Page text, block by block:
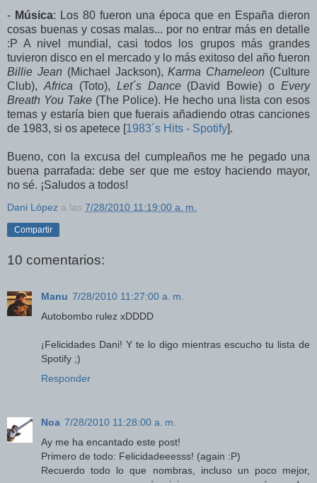
- Música: Los 80 fueron una época que en España dieron
cosas buenas y cosas malas... por no entrar más en detalle
:P A nivel mundial, casi todos los grupos más grandes
tuvieron disco en el mercado y lo más exitoso del año fueron
Billie Jean (Michael Jackson),Karma Chameleon (Culture
Club), Africa (Toto), Let´s Dance(David Bowie) o Every
Breath You Take (The Police). He hecho una lista con esos
temas y estaría bien que fuerais añadiendo otras canciones
de 1983, si os apetece [1983´s Hits - Spotify].
Bueno, con la excusa del cumpleaños me he pegado una
buena parrafada: debe ser que me estoy haciendo mayor,
no sé. ¡Saludos a todos!
Dani López a las 7/28/2010 11:19:00 a. m.
Compartir
10 comentarios:
Manu 7/28/2010 11:27:00 a. m.
Autobombo rulez xDDDD
¡Felicidades Dani! Y te lo digo mientras escucho tu lista de
Spotify ;)
Responder
Noa 7/28/2010 11:28:00 a. m.
Ay me ha encantado este post!
Primero de todo: Felicidadeeesss! (again :P)
Recuerdo todo lo que nombras, incluso un poco mejor,